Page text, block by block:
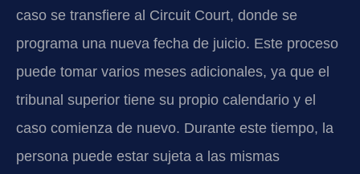
caso se transfiere al Circuit Court, donde se
programa una nueva fecha de juicio. Este proceso
puede tomar varios meses adicionales, ya que el
tribunal superior tiene su propio calendario y el
caso comienza de nuevo. Durante este tiempo, la
persona puede estar sujeta a las mismas